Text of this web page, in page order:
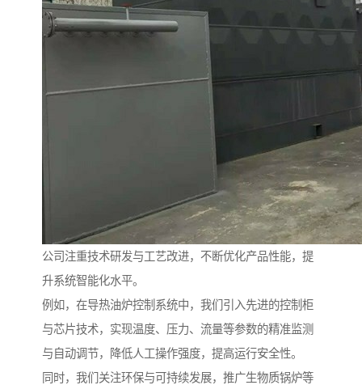
公司注重技术研发与工艺改进，不断优化产品性能，提
升系统智能化水平。
例如，在导热油炉控制系统中，我们引入先进的控制柜
与芯片技术，实现温度、压力、流量等参数的精准监测
与自动调节，降低人工操作强度，提高运行安全性。
同时，我们关注环保与可持续发展，推广生物质锅炉等